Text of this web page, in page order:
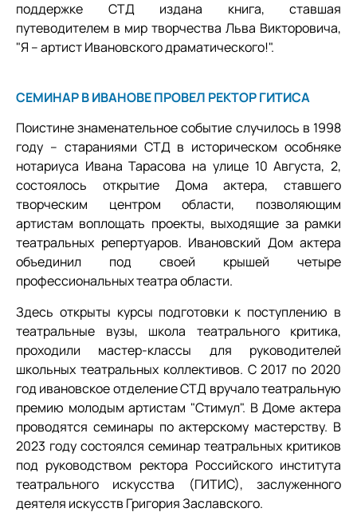
поддержке СТД издана книга, ставшая
путеводителем в мир творчества Льва Викторовича,
"Я – артист Ивановского драматического!".
СЕМИНАР В ИВАНОВЕ ПРОВЕЛ РЕКТОР ГИТИСА
Поистине знаменательное событие случилось в 1998
году – стараниями СТД в историческом особняке
нотариуса Ивана Тарасова на улице 10 Августа, 2,
состоялось открытие Дома актера, ставшего
творческим центром области, позволяющим
артистам воплощать проекты, выходящие за рамки
театральных репертуаров. Ивановский Дом актера
объединил под своей крышей четыре
профессиональных театра области.
Здесь открыты курсы подготовки к поступлению в
театральные вузы, школа театрального критика,
проходили мастер-классы для руководителей
школьных театральных коллективов. С 2017 по 2020
год ивановское отделение СТД вручало театральную
премию молодым артистам "Стимул". В Доме актера
проводятся семинары по актерскому мастерству. В
2023 году состоялся семинар театральных критиков
под руководством ректора Российского института
театрального искусства (ГИТИС), заслуженного
деятеля искусств Григория Заславского.